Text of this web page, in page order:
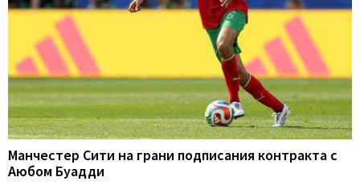
Манчестер Сити на грани подписания контракта с
Аюбом Буадди